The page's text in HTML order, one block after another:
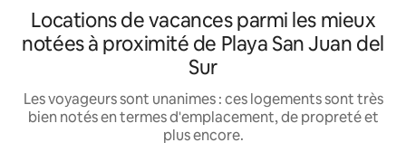
Locations de vacances parmi les mieux
notées à proximité de Playa San Juan del
Sur
Les voyageurs sont unanimes : ces logements sont très
bien notés en termes d'emplacement, de propreté et
plus encore.